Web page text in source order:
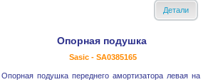
Детали
Опорная подушка
Sasic - SA0385165
Опорная подушка переднего амортизатора левая на